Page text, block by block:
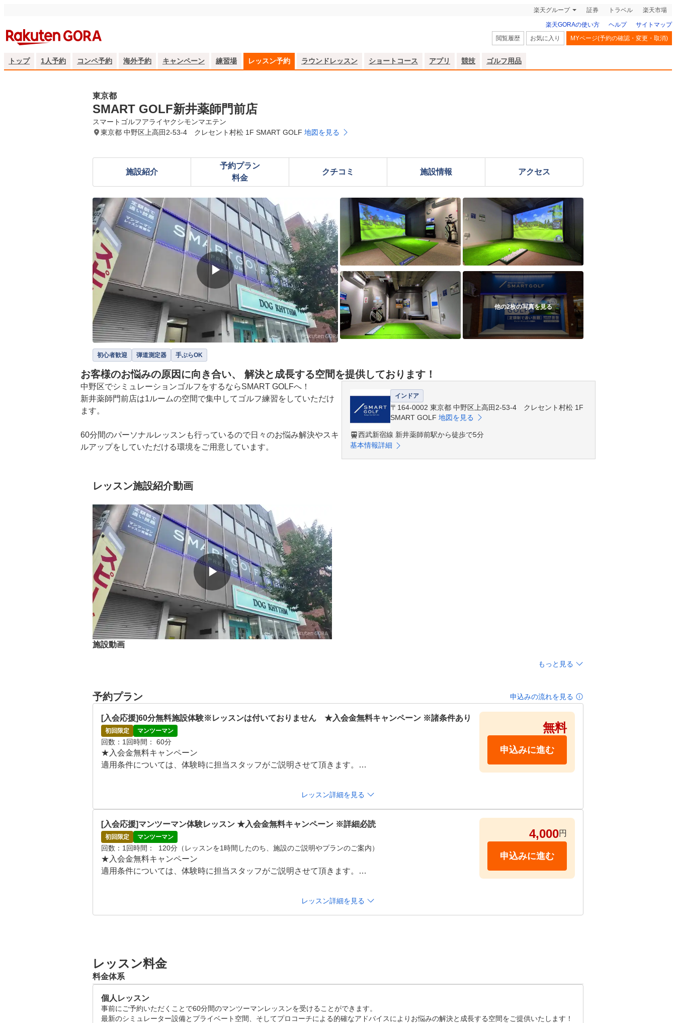
楽天グループ 証券 トラベル 楽天市場
楽天GORAの使い方 ヘルプ
サイトマップ
閲覧履歴
お気に入り MYページ(予約の確認・変更・取消)
トップ 1人予約 コンペ予約 海外予約 キャンペーン 練習場 レッスン予約 ラウンドレッスン ショートコース アプリ 競技 ゴルフ用品
東京都
SMART GOLF新井薬師門前店
スマートゴルフアライヤクシモンマエテン
東京都 中野区上高田2-53-4 クレセント村松 1F SMART GOLF 地図を見る
施設紹介
予約プラン
料金
クチコミ 施設情報 アクセス
▶
他の2枚の写真を見る
初心者歓迎 弾道測定器 手ぶらOK
お客様のお悩みの原因に向き合い、 解決と成長する空間を提供しております！
中野区でシミュレーションゴルフをするならSMART GOLFへ！
新井薬師門前店は1ルームの空間で集中してゴルフ練習をしていただけ
ます。
60分間のパーソナルレッスンも行っているので日々のお悩み解決やスキ
ルアップをしていただける環境をご用意しています。
インドア
〒164-0002 東京都 中野区上高田2-53-4 クレセント村松 1F
SMART GOLF 地図を見る
西武新宿線 新井薬師前駅から徒歩で5分
基本情報詳細
レッスン施設紹介動画
▶
施設動画
もっと見る
予約プラン 申込みの流れを見る
[入会応援]60分無料施設体験※レッスンは付いておりません　★入会金無料キャンペーン ※諸条件あり
初回限定 マンツーマン
回数 1回時間 60分
★入会金無料キャンペーン
適用条件については、体験時に担当スタッフがご説明させて頂きます。
●施設体験スケジュール
月~日 09:00～21:00
※ご希望の日時をリクエスト画面よりご提示ください。追ってご連絡差し上げます。
レッスン詳細を見る
無料
申込みに進む
[入会応援]マンツーマン体験レッスン ★入会金無料キャンペーン ※詳細必読
初回限定 マンツーマン
回数 1回時間
  120分（レッスンを1時間したのち、施設のご説明やプランのご案内）
★入会金無料キャンペーン
適用条件については、体験時に担当スタッフがご説明させて頂きます。
※期日までにお支払いが確認できない場合はキャンセルとなります。
原因""に向き合い、解決と成長する空間を提供しております！
ゴルフの上達にお悩みの方は是非体験レッスンにお越しください！
月~日 09:00～21:00
※ご希望の日時をリクエスト画面よりご提示ください。追ってご連絡差し上げます。
レッスン詳細を見る
4,000円
申込みに進む
レッスン料金
料金体系
個人レッスン
事前にご予約いただくことで60分間のマンツーマンレッスンを受けることができます。
最新のシミュレーター設備とプライベート空間、そしてプロコーチによる的確なアドバイスによりお悩みの解決と成長する空間をご提供いたします！